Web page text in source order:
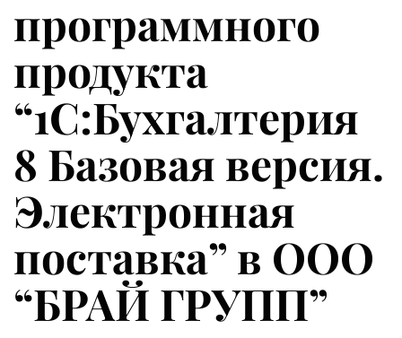
программного
продукта
“1С:Бухгалтерия
8 Базовая версия.
Электронная
поставка” в ООО
“БРАЙ ГРУПП”